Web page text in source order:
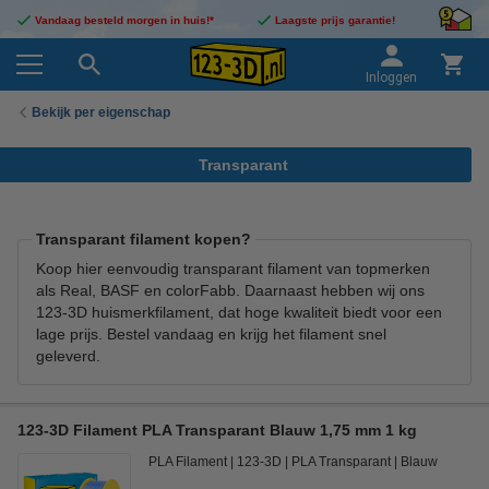
Vandaag besteld morgen in huis!* Laagste prijs garantie!
Inloggen
Bekijk per eigenschap
Transparant
Transparant filament kopen?
Koop hier eenvoudig transparant filament van topmerken
als Real, BASF en colorFabb. Daarnaast hebben wij ons
123-3D huismerkfilament, dat hoge kwaliteit biedt voor een
lage prijs. Bestel vandaag en krijg het filament snel
geleverd.
123-3D Filament PLA Transparant Blauw 1,75 mm 1 kg
PLA Filament 123-3D PLA Transparant Blauw